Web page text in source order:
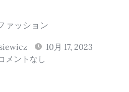
ァッション
10月 17, 2023
メントなし